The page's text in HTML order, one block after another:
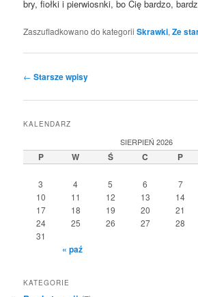
bry, fioł­ki i pier­wiosn­ki, bo Cię bar­dzo,
Zaszufladkowano do kategorii Skrawki,Ze
Nawigacja
← Starsze wpisy
KALENDARZ
SIERPIEŃ 2026
P W Ś C P
3
4 5 6 7
10
11 12 13 14
17
18 19 20 21
24
25 26 27 28
31
« paź
KATEGORIE